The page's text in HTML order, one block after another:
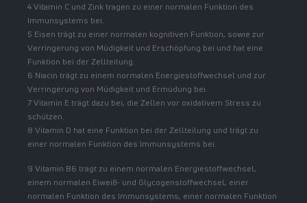
4 Vitamin C und Zink tragen zu einer normalen Funktion des
Immunsystems bei.
5 Eisen trägt zu einer normalen kognitiven Funktion, sowie zur
Verringerung von Müdigkeit und Erschöpfung bei und hat eine
Funktion bei der Zellteilung.
6 Niacin trägt zu einem normalen Energiestoffwechsel und zur
Verringerung von Müdigkeit und Ermüdung bei.
7 Vitamin E trägt dazu bei, die Zellen vor oxidativem Stress zu
schützen.
8 Vitamin D hat eine Funktion bei der Zellteilung und trägt zu
einer normalen Funktion des Immunsystems bei.
9 Vitamin B6 trägt zu einem normalen Energiestoffwechsel,
einem normalen Eiweiß- und Glycogenstoffwechsel, einer
normalen Funktion des Immunsystems, einer normalen Funktion